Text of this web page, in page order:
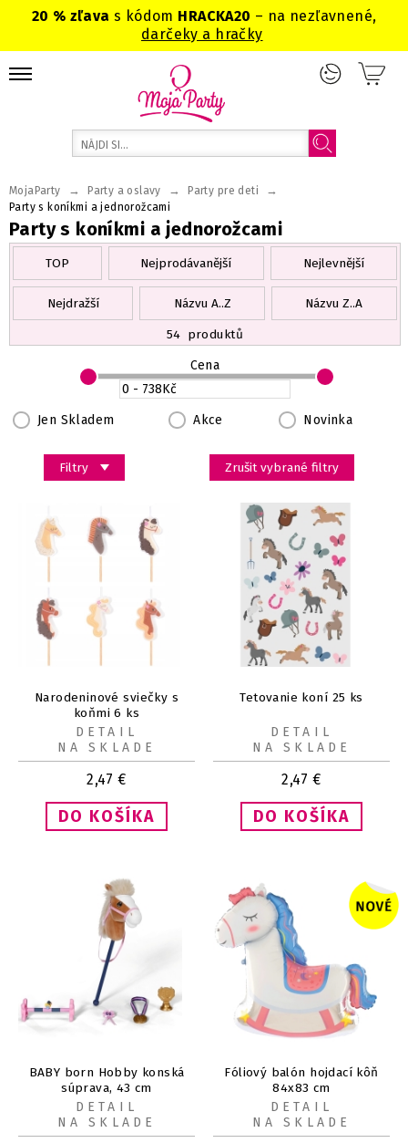
20 % zľavas kódom HRACKA20 – na nezľavnené,
darčeky a hračky
Party s koníkmi a jednorožcami
MojaParty → Party a oslavy → Party pre deti →
Party s koníkmi a jednorožcami
TOP Nejprodávanější Nejlevnější
Nejdražší Názvu A..Z
Názvu Z..A
54 produktů
Filtry
Jen Skladem Akce Novinka
Cena
Zrušit vybrané filtry
Narodeninové sviečky s
koňmi 6 ks
2,47 €
DETAIL
NA SKLADE
Tetovanie koní 25 ks
2,47 €
DETAIL
NA SKLADE
BABY born Hobby konská
súprava, 43 cm
DETAIL
NA SKLADE
Fóliový balón hojdací kôň
84x83 cm
DETAIL
NA SKLADE